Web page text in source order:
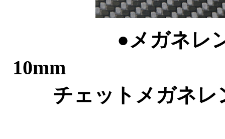
●メガネレ
チェットメガネレ